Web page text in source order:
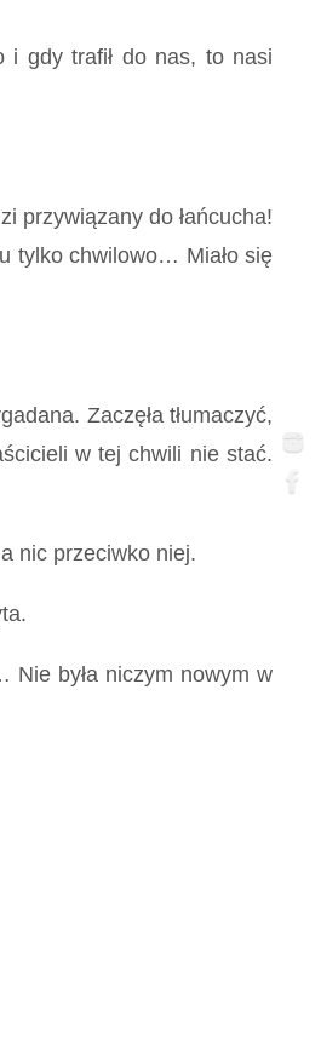
i gdy trafił do nas, to nasi
do łańcucha!
tylko chwilowo… Miało się
Zaczęła tłumaczyć,
w tej chwili nie stać.
nic przeciwko niej.
była niczym nowym w